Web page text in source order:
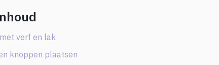
verf en lak
knoppen plaatsen